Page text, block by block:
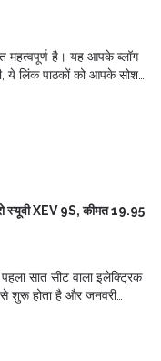
महत्वपूर्ण है। यह आपके ब्लॉग
ये लिंक पाठकों को आपके सोशल
स्यूवी XEV 9S, कीमत 19.95
सात सीट वाला इलेक्ट्रिक
शुरू होता है और जनवरी